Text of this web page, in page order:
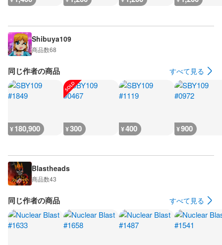
Shibuya109
商品数68
同じ作者の商品 すべて見る
¥180,900 ¥300 ¥400 ¥900
Blastheads
商品数43
同じ作者の商品 すべて見る